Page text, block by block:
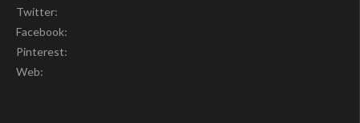
Twitter:
Facebook:
Pinterest:
Web: